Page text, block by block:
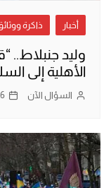
أخبار ذاكرة
وليد جنبلاط..
الأهلية إلى
السؤال الآن